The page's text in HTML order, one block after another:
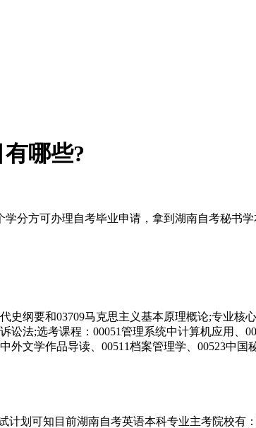
哪些?
分方可办理自考毕业申请，拿到湖南自考秘书
纲要和03709马克思主义基本原理概论;专业核
讼法;选考课程：00051管理系统中计算机应用、
外文学作品导读、00511档案管理学、00523中
计划可知目前湖南自考英语本科专业主考院校有